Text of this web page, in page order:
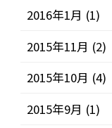
2016年1月 (1)
2015年11月 (2)
2015年10月 (4)
2015年9月 (1)